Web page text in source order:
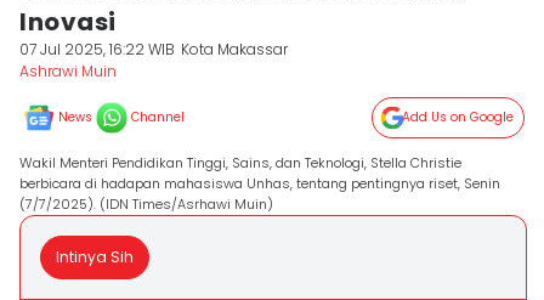
Inovasi
07 Jul 2025, 16:22 WIB Kota Makassar
Ashrawi Muin
News Channel Add Us on Google
Wakil Menteri Pendidikan Tinggi, Sains, dan Teknologi, Stella Christie
berbicara di hadapan mahasiswa Unhas, tentang pentingnya riset, Senin
(7/7/2025). (IDN Times/Asrhawi Muin)
Intinya Sih